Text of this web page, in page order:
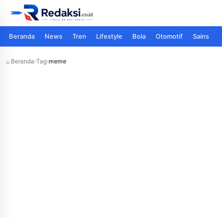
Beranda News Tren Lifestyle Bola Otomotif Sains
⌂ Beranda›Tag›meme